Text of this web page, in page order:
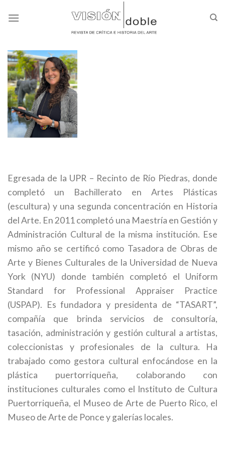
Egresada de la UPR – Recinto de Río Piedras, donde
completó un Bachillerato en Artes Plásticas
(escultura) y una segunda concentración en Historia
del Arte. En 2011 completó una Maestría en Gestión y
Administración Cultural de la misma institución. Ese
mismo año se certificó como Tasadora de Obras de
Arte y Bienes Culturales de la Universidad de Nueva
York (NYU) donde también completó el Uniform
Standard for Professional Appraiser Practice
(USPAP). Es fundadora y presidenta de “TASART”,
compañía que brinda servicios de consultoría,
tasación, administración y gestión cultural a artistas,
coleccionistas y profesionales de la cultura. Ha
trabajado como gestora cultural enfocándose en la
plástica puertorriqueña, colaborando con
instituciones culturales como el Instituto de Cultura
Puertorriqueña, el Museo de Arte de Puerto Rico, el
Museo de Arte de Ponce y galerías locales.